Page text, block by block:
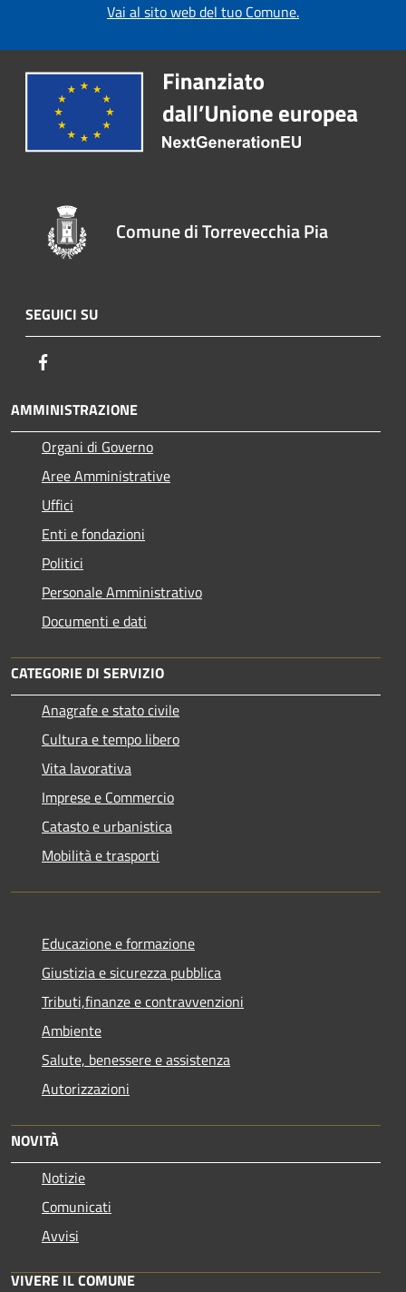
Vai al sito web del tuo Comune.
Comune di Torrevecchia Pia
SEGUICI SU
AMMINISTRAZIONE
Organi di Governo
Aree Amministrative
Uffici
Enti e fondazioni
Politici
Personale Amministrativo
Documenti e dati
CATEGORIE DI SERVIZIO
Anagrafe e stato civile
Cultura e tempo libero
Vita lavorativa
Imprese e Commercio
Catasto e urbanistica
Mobilità e trasporti
Educazione e formazione
Giustizia e sicurezza pubblica
Tributi,finanze e contravvenzioni
Ambiente
Salute, benessere e assistenza
Autorizzazioni
NOVITÀ
Notizie
Comunicati
Avvisi
VIVERE IL COMUNE